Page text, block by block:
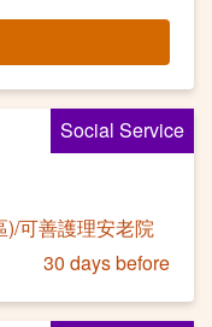
Social Service
)/可善護理安老院
30 days before